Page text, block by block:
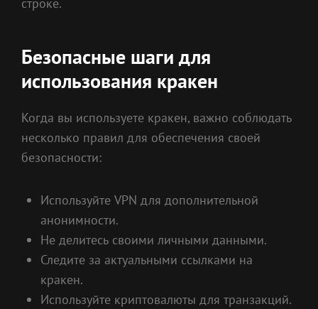
Безопасные шаги для
использования кракен
Когда вы используете кракен, важно соблюдать
несколько правил для обеспечения своей
безопасности:
Используйте VPN для дополнительной
анонимности.
Не делитесь своими личными данными.
Следите за актуальными ссылками на
кракен.
Используйте криптовалюты для транзакций.